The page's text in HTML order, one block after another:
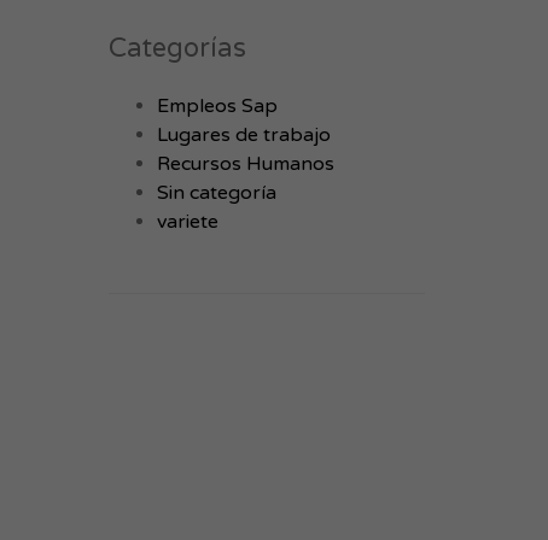
Categorías
Empleos Sap
Lugares de trabajo
Recursos Humanos
Sin categoría
variete